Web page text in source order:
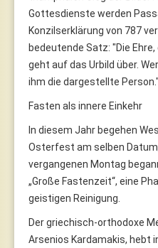
Gottesdienste werden
Konzilserklärung von 787
bedeutende Satz: "Die
geht auf das Urbild über.
ihm die dargestellte Person."
Fasten als innere Einkehr
In diesem Jahr begehen
Osterfest am selben
vergangenen Montag
„Große Fastenzeit“, eine
geistigen Reinigung.
Der griechisch-orthodoxe
Arsenios Kardamakis, hebt